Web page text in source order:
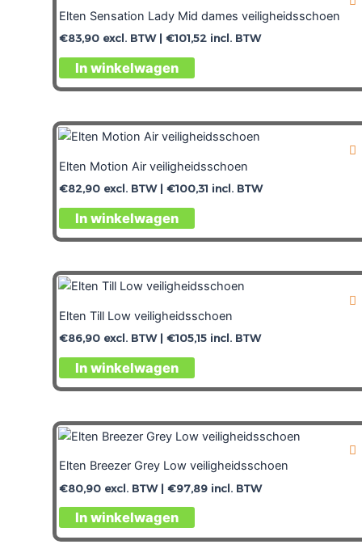
Elten Sensation Lady Mid dames veiligheidsschoen
€83,90 excl. BTW | €101,52 incl. BTW
In winkelwagen
Elten Motion Air veiligheidsschoen
€82,90 excl. BTW | €100,31 incl. BTW
In winkelwagen
Elten Till Low veiligheidsschoen
€86,90 excl. BTW | €105,15 incl. BTW
In winkelwagen
Elten Breezer Grey Low veiligheidsschoen
€80,90 excl. BTW | €97,89 incl. BTW
In winkelwagen